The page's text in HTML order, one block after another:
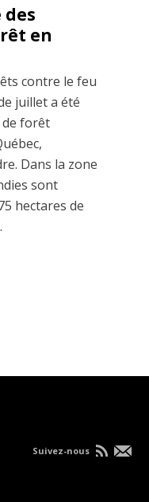
des
en
contre le feu
juillet a été
de forêt
Dans la zone
sont
hectares de
Suivez-nous